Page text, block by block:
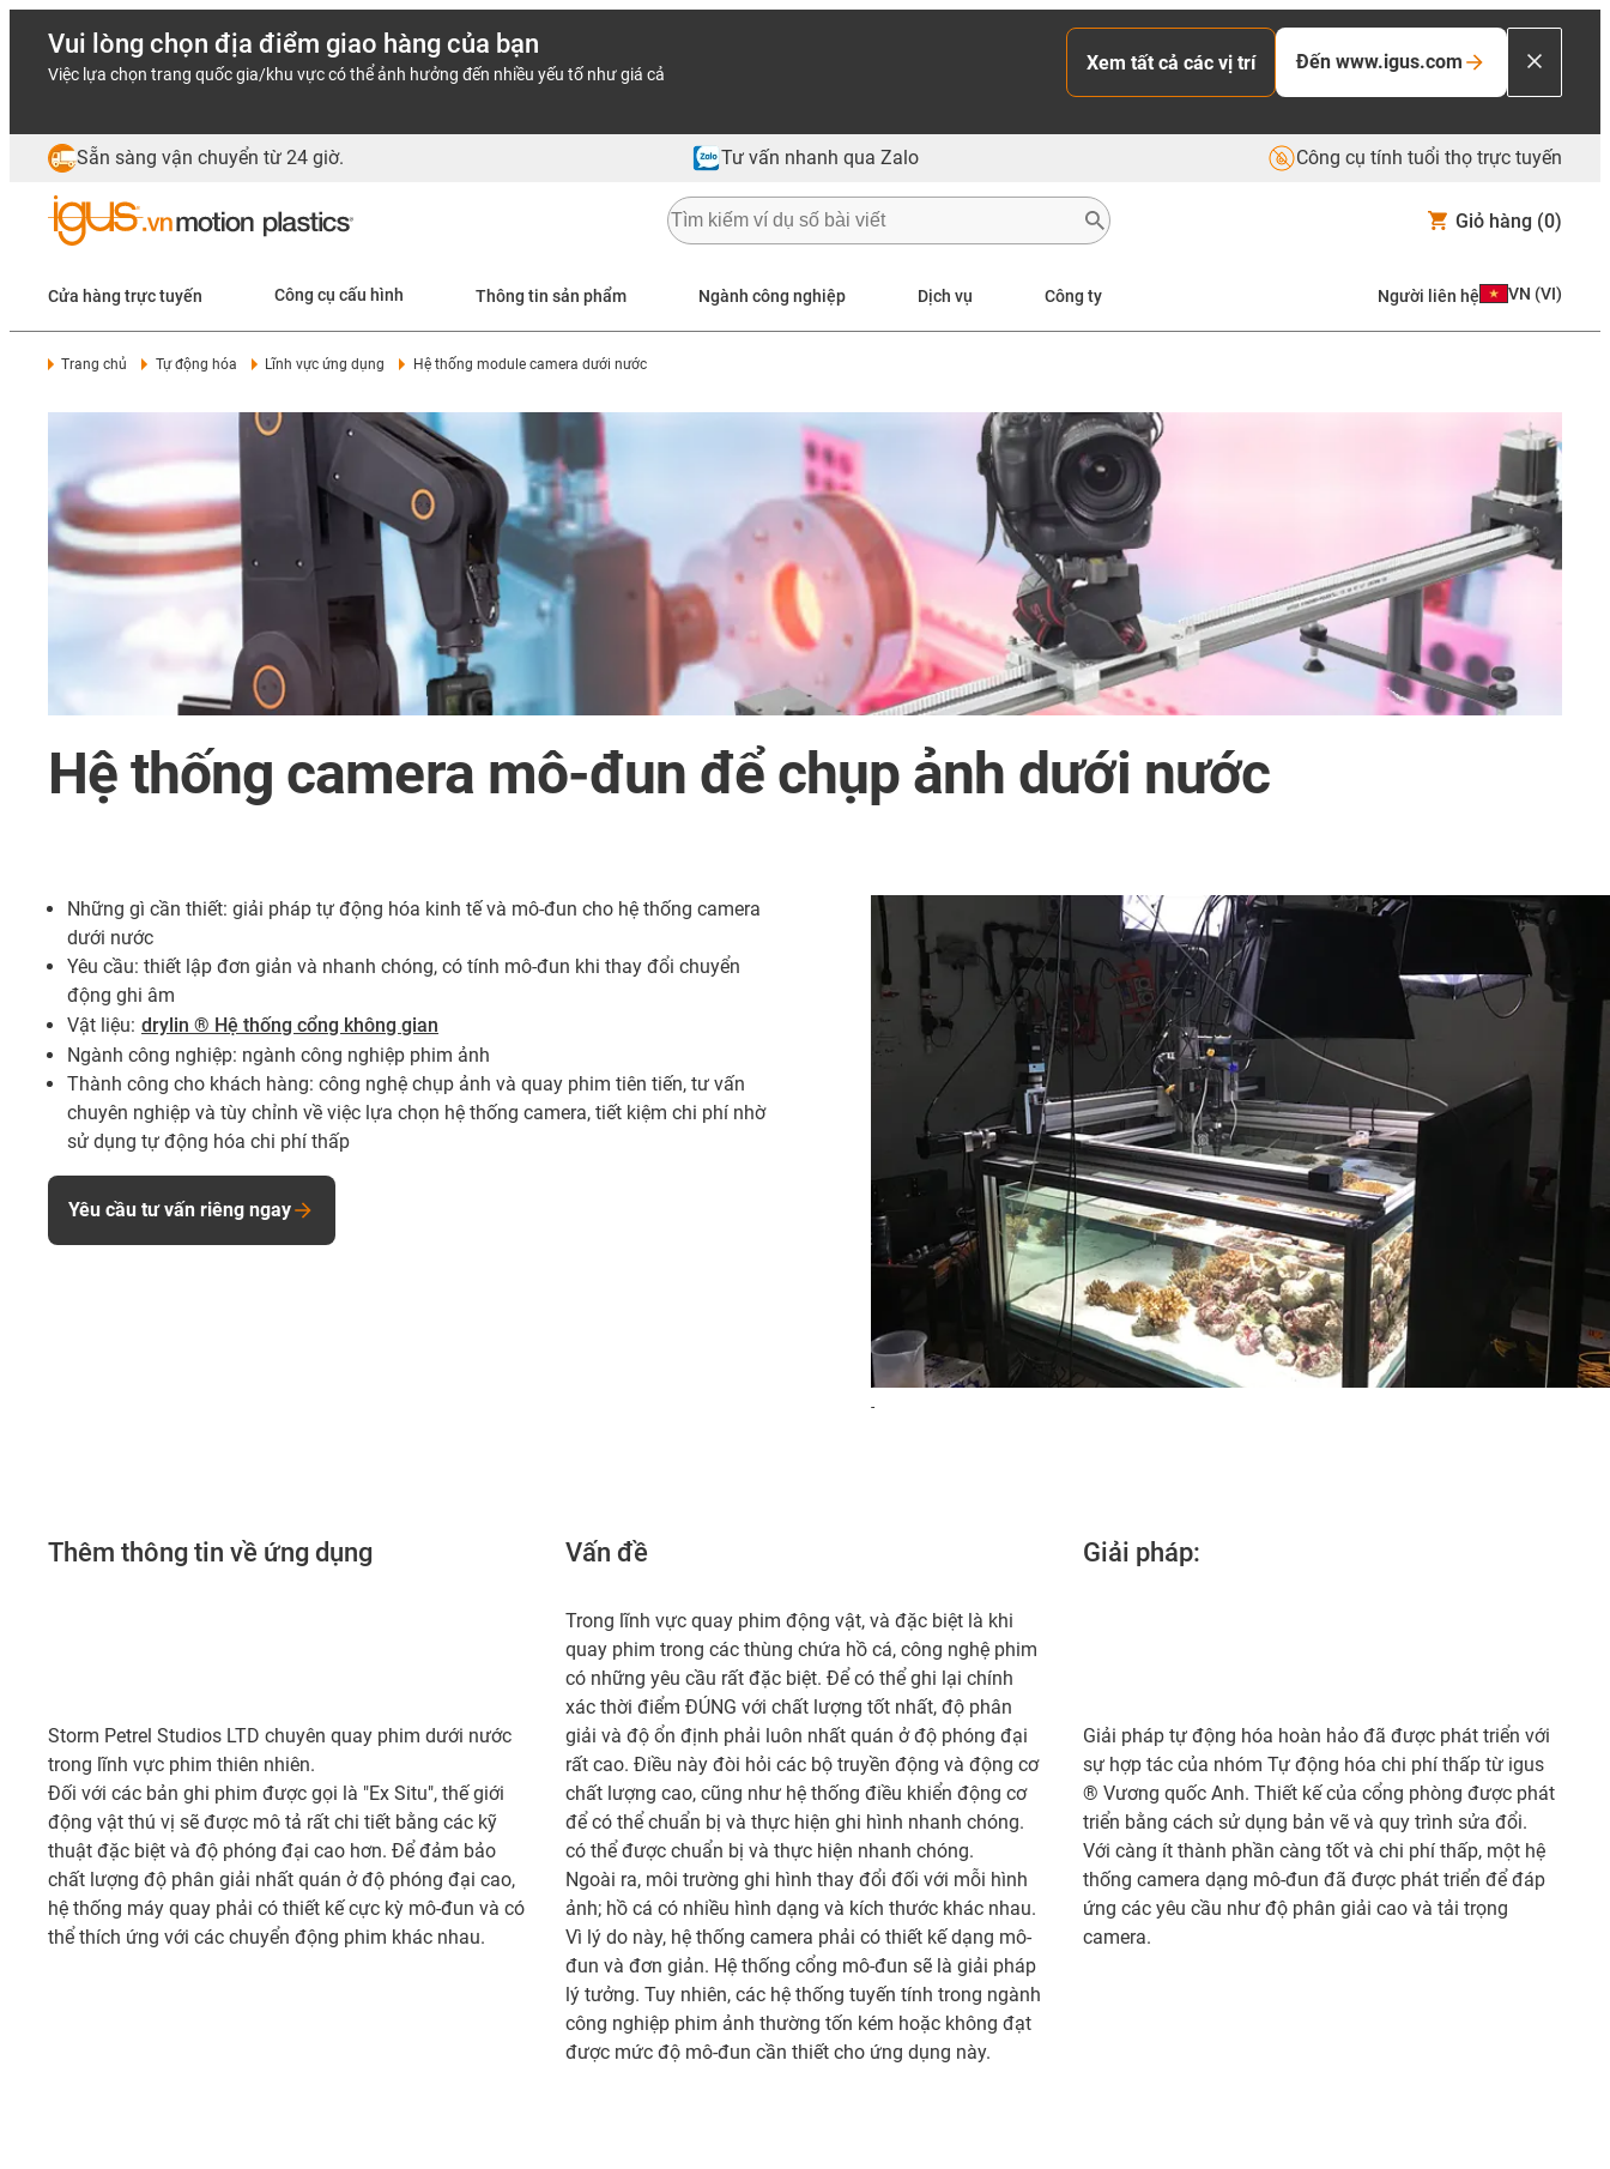
Vui lòng chọn địa điểm giao hàng của bạn
Việc lựa chọn trang quốc gia/khu vực có thể ảnh hưởng đến nhiều yếu tố như giá cả
Xem tất cả các vị trí Đến www.igus.com
Sẵn sàng vận chuyển từ 24 giờ. Tư vấn nhanh qua Zalo Công cụ tính tuổi thọ trực tuyến
Giỏ hàng (0)
Cửa hàng trực tuyến Công cụ cấu hình Thông tin sản phẩm Ngành công nghiệp Dịch vụ Công ty Người liên hệ VN (VI)
Trang chủ Tự động hóa Lĩnh vực ứng dụng Hệ thống module camera dưới nước
Hệ thống camera mô-đun để chụp ảnh dưới nước
-
Những gì cần thiết: giải pháp tự động hóa kinh tế và mô-đun cho hệ thống camera
dưới nước
Yêu cầu: thiết lập đơn giản và nhanh chóng, có tính mô-đun khi thay đổi chuyển
động ghi âm
Vật liệu: drylin ® Hệ thống cổng không gian
Ngành công nghiệp: ngành công nghiệp phim ảnh
Thành công cho khách hàng: công nghệ chụp ảnh và quay phim tiên tiến, tư vấn
chuyên nghiệp và tùy chỉnh về việc lựa chọn hệ thống camera, tiết kiệm chi phí nhờ
sử dụng tự động hóa chi phí thấp
Yêu cầu tư vấn riêng ngay
Thêm thông tin về ứng dụng
Storm Petrel Studios LTD chuyên quay phim dưới nước
trong lĩnh vực phim thiên nhiên.
Đối với các bản ghi phim được gọi là "Ex Situ", thế giới
động vật thú vị sẽ được mô tả rất chi tiết bằng các kỹ
thuật đặc biệt và độ phóng đại cao hơn. Để đảm bảo
chất lượng độ phân giải nhất quán ở độ phóng đại cao,
hệ thống máy quay phải có thiết kế cực kỳ mô-đun và có
thể thích ứng với các chuyển động phim khác nhau.
Vấn đề
Trong lĩnh vực quay phim động vật, và đặc biệt là khi
quay phim trong các thùng chứa hồ cá, công nghệ phim
có những yêu cầu rất đặc biệt. Để có thể ghi lại chính
xác thời điểm ĐÚNG với chất lượng tốt nhất, độ phân
giải và độ ổn định phải luôn nhất quán ở độ phóng đại
rất cao. Điều này đòi hỏi các bộ truyền động và động cơ
chất lượng cao, cũng như hệ thống điều khiển động cơ
để có thể chuẩn bị và thực hiện ghi hình nhanh chóng.
có thể được chuẩn bị và thực hiện nhanh chóng.
Ngoài ra, môi trường ghi hình thay đổi đối với mỗi hình
ảnh; hồ cá có nhiều hình dạng và kích thước khác nhau.
Vì lý do này, hệ thống camera phải có thiết kế dạng mô-
đun và đơn giản. Hệ thống cổng mô-đun sẽ là giải pháp
lý tưởng. Tuy nhiên, các hệ thống tuyến tính trong ngành
công nghiệp phim ảnh thường tốn kém hoặc không đạt
được mức độ mô-đun cần thiết cho ứng dụng này.
Giải pháp:
Giải pháp tự động hóa hoàn hảo đã được phát triển với
sự hợp tác của nhóm Tự động hóa chi phí thấp từ igus
® Vương quốc Anh. Thiết kế của cổng phòng được phát
triển bằng cách sử dụng bản vẽ và quy trình sửa đổi.
Với càng ít thành phần càng tốt và chi phí thấp, một hệ
thống camera dạng mô-đun đã được phát triển để đáp
ứng các yêu cầu như độ phân giải cao và tải trọng
camera.